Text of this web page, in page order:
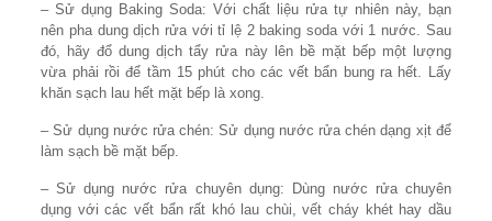
– Sử dụng Baking Soda: Với chất liệu rửa tự nhiên này, bạn
nên pha dung dịch rửa với tỉ lệ 2 baking soda với 1 nước. Sau
đó, hãy đổ dung dịch tẩy rửa này lên bề mặt bếp một lượng
vừa phải rồi để tầm 15 phút cho các vết bẩn bung ra hết. Lấy
khăn sạch lau hết mặt bếp là xong.
– Sử dụng nước rửa chén: Sử dụng nước rửa chén dạng xịt để
làm sạch bề mặt bếp.
– Sử dụng nước rửa chuyên dụng: Dùng nước rửa chuyên
dụng với các vết bẩn rất khó lau chùi, vết cháy khét hay dầu